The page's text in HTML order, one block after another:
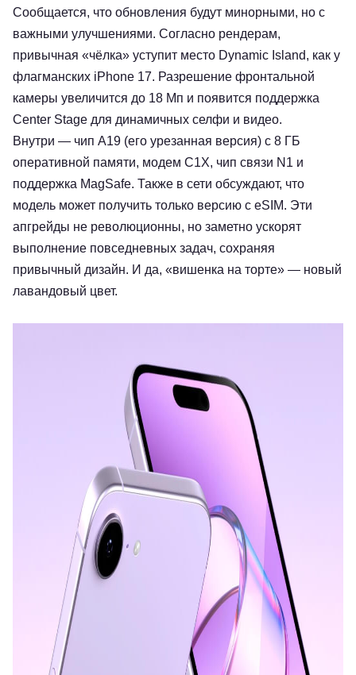
Сообщается, что обновления будут минорными, но с
важными улучшениями. Согласно рендерам,
привычная «чёлка» уступит место Dynamic Island, как у
флагманских iPhone 17. Разрешение фронтальной
камеры увеличится до 18 Мп и появится поддержка
Center Stage для динамичных селфи и видео.
Внутри — чип A19 (его урезанная версия) с 8 ГБ
оперативной памяти, модем C1X, чип связи N1 и
поддержка MagSafe. Также в сети обсуждают, что
модель может получить только версию с eSIM. Эти
апгрейды не революционны, но заметно ускорят
выполнение повседневных задач, сохраняя
привычный дизайн. И да, «вишенка на торте» — новый
лавандовый цвет.